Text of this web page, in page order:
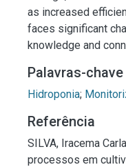
as increased
faces significant
knowledge and
Palavras-chave
Hidroponia;
Referência
SILVA, Iracema
processos em